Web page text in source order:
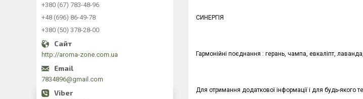
СИНЕРГІЯ
Гармонійні поєднання : герань, чампа, евкаліпт,
Для отримання додаткової інформації і для будь-якого
+380 (67) 783-48-96
+48 (696) 86-49-78
+380 (50) 378-28-00
http://aroma-zone.com.ua
7834896@gmail.com